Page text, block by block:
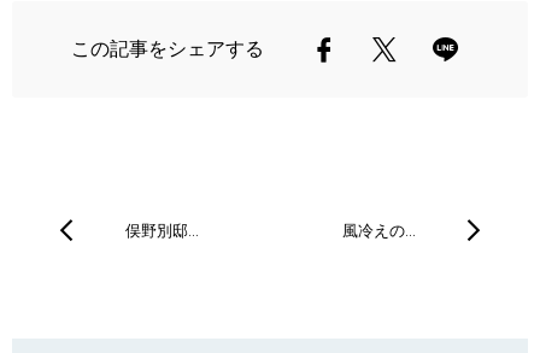
この記事をシェアする
俣野別邸… 風冷えの…